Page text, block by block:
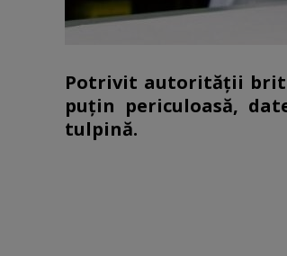
Potrivit autorității
puțin periculoasă,
tulpină.